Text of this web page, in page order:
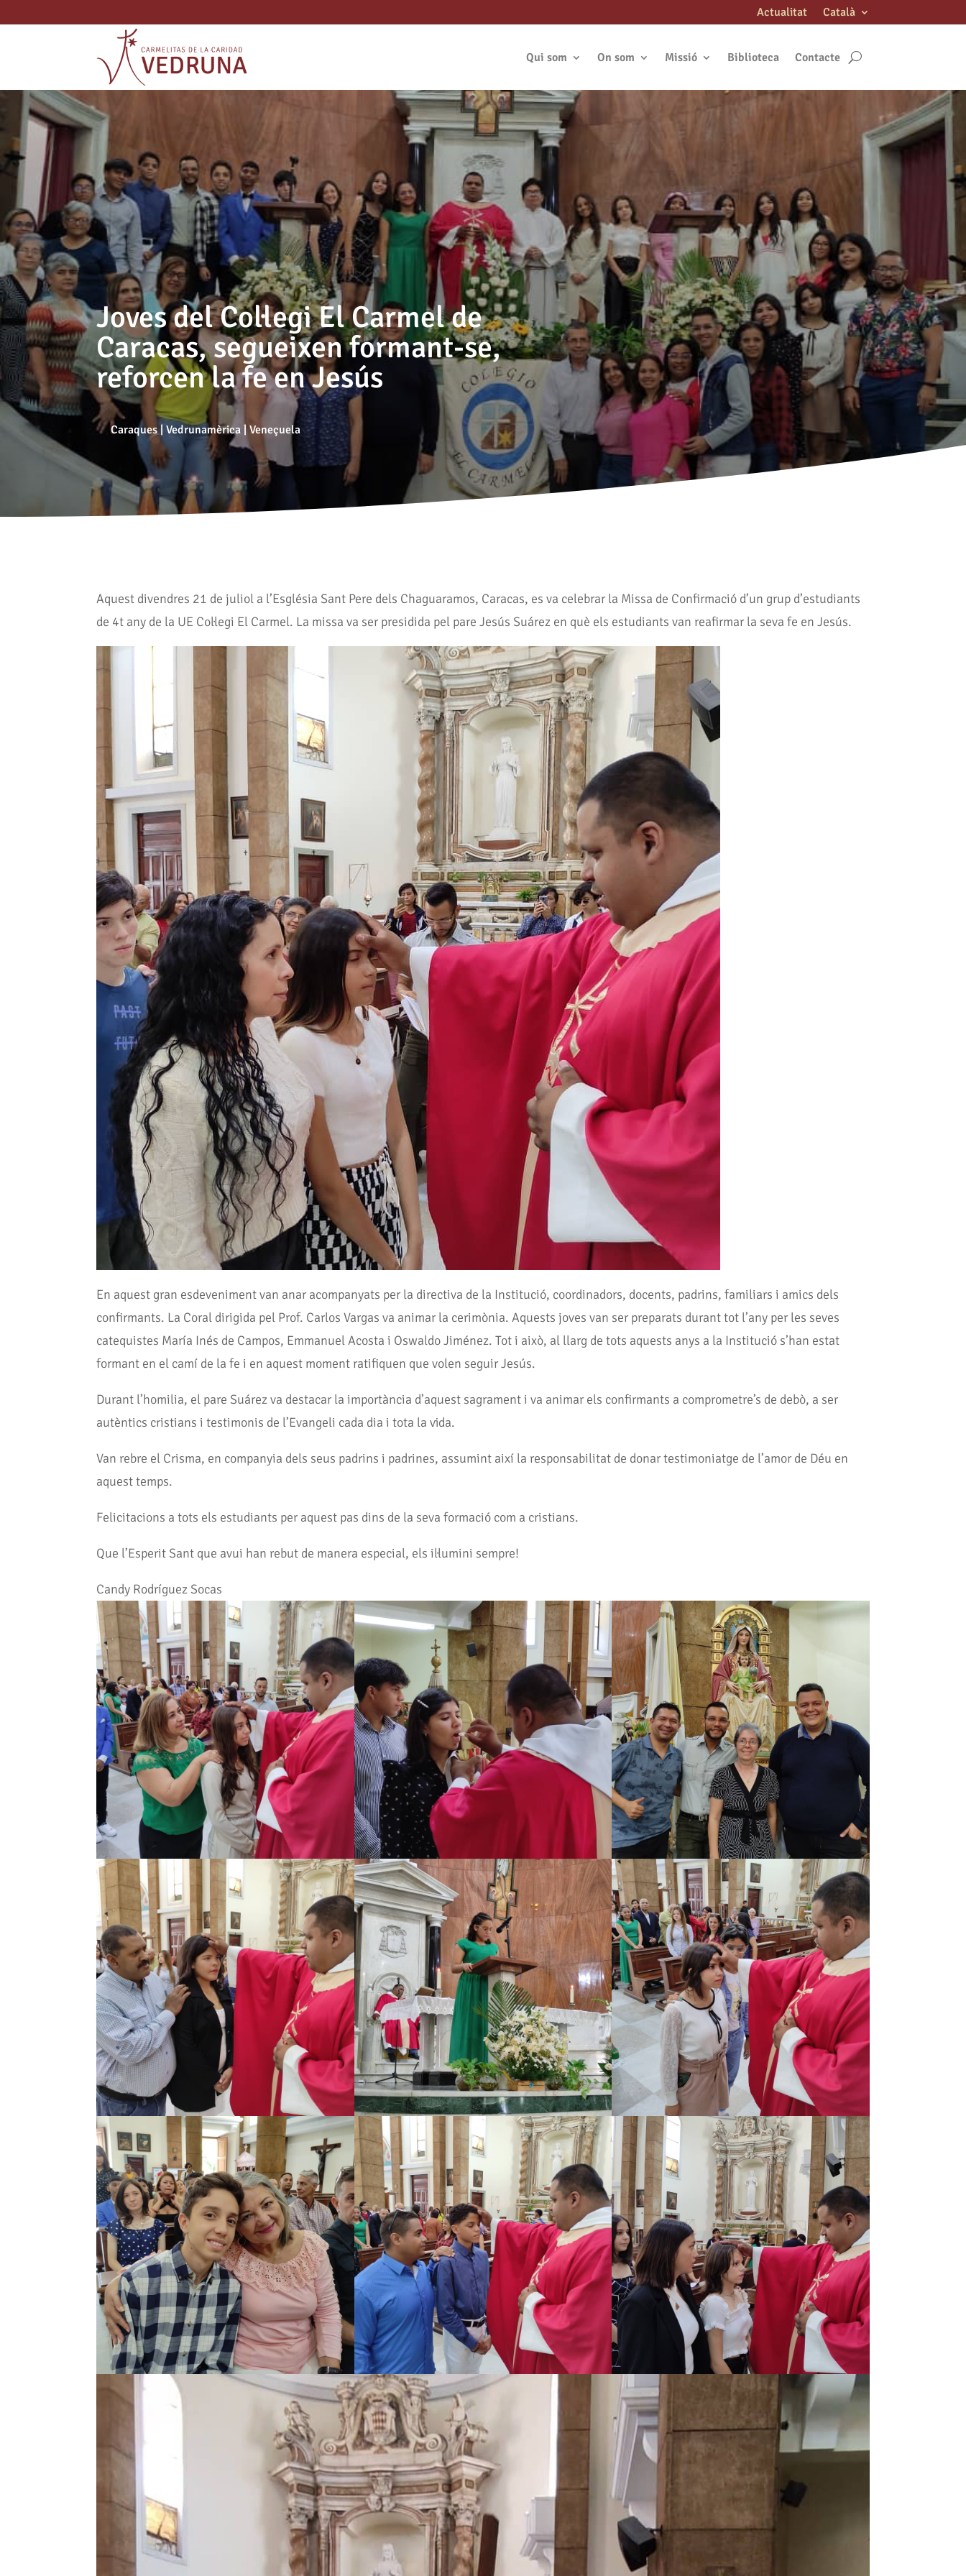
Actualitat Català
Qui som On som Missió Biblioteca Contacte
Joves del Col·legi El Carmel de
Caracas, segueixen formant-se,
reforcen la fe en Jesús
Caraques|Vedrunamèrica |Veneçuela
Aquest divendres 21 de juliol a l’Església Sant Pere dels Chaguaramos, Caracas, es va celebrar la Missa de Confirmació d’un grup d’estudiants
de 4t any de la UE Col·legi El Carmel. La missa va ser presidida pel pare Jesús Suárez en què els estudiants van reafirmar la seva fe en Jesús.
En aquest gran esdeveniment van anar acompanyats per la directiva de la Institució, coordinadors, docents, padrins, familiars i amics dels
confirmants. La Coral dirigida pel Prof. Carlos Vargas va animar la cerimònia. Aquests joves van ser preparats durant tot l’any per les seves
catequistes María Inés de Campos, Emmanuel Acosta i Oswaldo Jiménez. Tot i això, al llarg de tots aquests anys a la Institució s’han estat
formant en el camí de la fe i en aquest moment ratifiquen que volen seguir Jesús.
Durant l’homilia, el pare Suárez va destacar la importància d’aquest sagrament i va animar els confirmants a comprometre’s de debò, a ser
autèntics cristians i testimonis de l’Evangeli cada dia i tota la vida.
Van rebre el Crisma, en companyia dels seus padrins i padrines, assumint així la responsabilitat de donar testimoniatge de l’amor de Déu en
aquest temps.
Felicitacions a tots els estudiants per aquest pas dins de la seva formació com a cristians.
Que l’Esperit Sant que avui han rebut de manera especial, els il·lumini sempre!
Candy Rodríguez Socas